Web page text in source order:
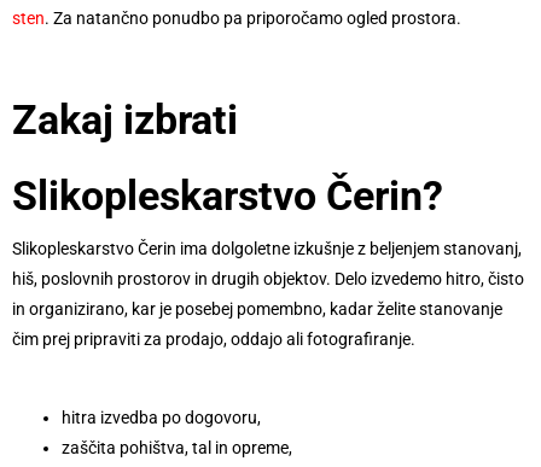
sten. Za natančno ponudbo pa priporočamo ogled prostora.
Zakaj izbrati
Slikopleskarstvo Čerin?
Slikopleskarstvo Čerin ima dolgoletne izkušnje z beljenjem stanovanj,
hiš, poslovnih prostorov in drugih objektov. Delo izvedemo hitro, čisto
in organizirano, kar je posebej pomembno, kadar želite stanovanje
čim prej pripraviti za prodajo, oddajo ali fotografiranje.
hitra izvedba po dogovoru,
zaščita pohištva, tal in opreme,